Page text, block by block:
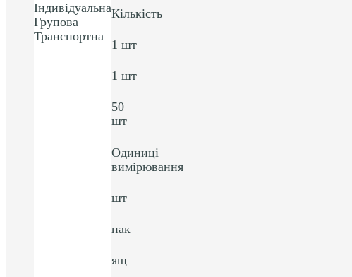
Індивідуальна
Групова
Транспортна
Кількість
1 шт
1 шт
50
шт
Одиниці
вимірювання
шт
пак
ящ